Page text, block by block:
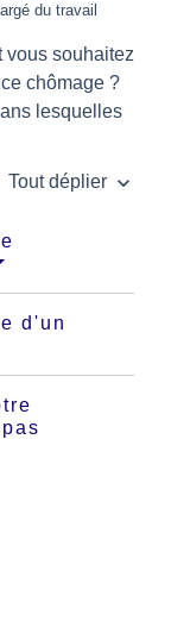
du travail
vous souhaitez
chômage ?
lesquelles
Tout déplier keyboard_arrow_down
d'un